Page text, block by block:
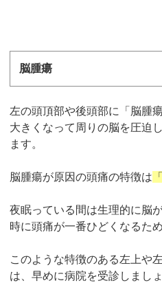
脳腫瘍
左の頭頂部や後頭部に「脳腫
大きくなって周りの脳を圧迫
ます。
脳腫瘍が原因の頭痛の特徴は
夜眠っている間は生理的に脳
時に頭痛が一番ひどくなるため
このような特徴のある左上や
は、早めに病院を受診しましょ